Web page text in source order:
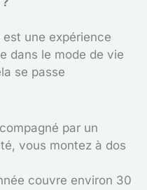
une expérience
dans le mode de vie
se passe
par un
vous montez à dos
couvre environ 30